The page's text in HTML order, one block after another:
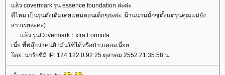
ล้ว covermark รุ่น essence foundation ล่ะค่ะ
ดีไหม เป็นรุ่นดั่งเดิมเคยแหนตอนเด็กๆอ่ะค่ะ..น๊านนานมั่กๆ(ตั้งแต่รุ่นคุณแม่ยัง
สาวเรยล่ะค่ะ)
......แล้ว รุ่นCovermark Extra Formula
เนี่ย พี่ฟลุ๊กว่าคนผิวมันใช้ได้หรือป่าวเคอะเนี่
ดย: น่ารักชิมิ IP: 124.122.0.92 25 ตุลาคม 2552 21:35:58 น.